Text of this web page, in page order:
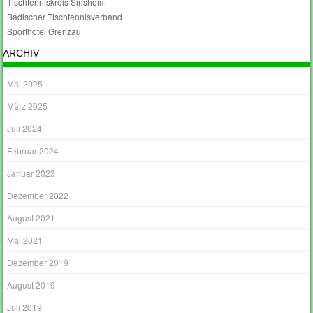
Badischer Tischtennisverband
Sporthotel Grenzau
ARCHIV
Mai 2025
März 2025
Juli 2024
Februar 2024
Januar 2023
Dezember 2022
August 2021
Mai 2021
Dezember 2019
August 2019
Juli 2019